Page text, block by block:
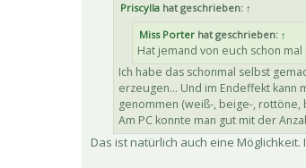
Priscylla hat geschrieben: ↑
Miss Porter hat geschrieben: ↑
Hat jemand von euch schon
Ich habe das schonmal selbst
erzeugen... Und im Endeffekt kann
genommen (weiß-, beige-, rottöne,
Am PC konnte man gut mit der
Das ist natürlich auch eine